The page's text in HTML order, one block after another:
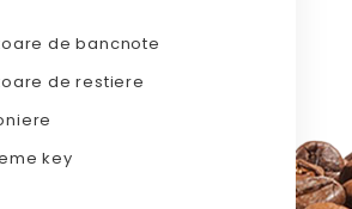
de bancnote
de restiere
key